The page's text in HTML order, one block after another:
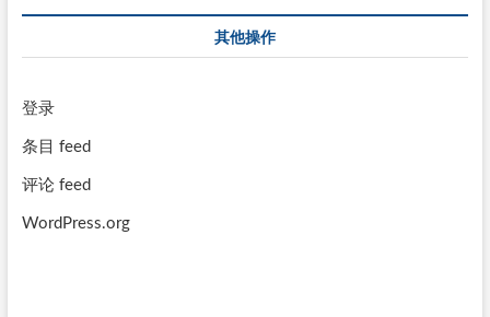
其他操作
登录
条目 feed
评论 feed
WordPress.org